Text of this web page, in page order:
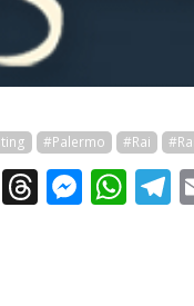
#Palermo #Rai
X Threads